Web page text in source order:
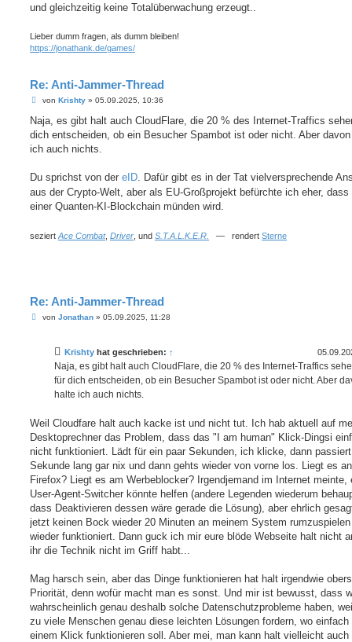
und gleichzeitig keine Totalüberwachung erzeugt..
Lieber dumm fragen, als dumm bleiben!
https://jonathank.de/games/
Re: Anti-Jammer-Thread
B
i
r
a
von Krishty» 05.09.2025, 10:36
Naja, es gibt halt auch CloudFlare, die 20 % des Internet-Traffics
dich entscheiden, ob ein Besucher Spambot ist oder nicht. Aber
ich auch nichts.
Du sprichst von der eID . Dafür gibt es in der Tat vielversprechende
aus der Crypto-Welt, aber als EU-Großprojekt befürchte ich eher, dass
einer Quanten-KI-Blockchain münden wird.
seziert Ace Combat, Driver , und S.T.A.L.K.E.R. — rendert Sterne
Re: Anti-Jammer-Thread
Bvon Jonathan» 05.09.2025, 11:28
Krishty hat geschrieben: ↑
Naja, es gibt halt auch CloudFlare, die 20 % des Internet-Traffics
für dich entscheiden, ob ein Besucher Spambot ist oder nicht. Aber
halte ich auch nichts.
Weil Cloudfare halt auch kacke ist und nicht tut. Ich hab aktuell auf
Desktoprechner das Problem, dass das "I am human" Klick-Dingsi
nicht funktioniert. Lädt für ein paar Sekunden, ich klicke, dann
Sekunde lang gar nix und dann gehts wieder von vorne los. Liegt es an
Firefox? Liegt es am Werbeblocker? Irgendjemand im Internet meinte,
User-Agent-Switcher könnte helfen (andere Legenden wiederum
dass Deaktivieren dessen wäre gerade die Lösung), aber ehrlich
jetzt keinen Bock wieder 20 Minuten an meinem System
wieder funktioniert. Dann guck ich mir eure blöde Webseite halt nicht
ihr die Technik nicht im Griff habt...
Mag harsch sein, aber das Dinge funktionieren hat halt irgendwie
Priorität, denn wofür macht man es sonst. Und mir ist bewusst, dass
wahrscheinlich genau deshalb solche Datenschutzprobleme haben,
zu viele Menschen genau diese leichten Lösungen fordern, wo
einem Klick funktionieren soll. Aber mei, man kann halt vielleicht auch